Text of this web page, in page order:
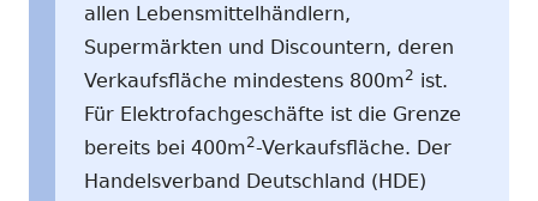
allen Lebensmittelhändlern,
Supermärkten und Discountern, deren
Verkaufsfläche mindestens 800m2 ist.
Für Elektrofachgeschäfte ist die Grenze
bereits bei 400m2-Verkaufsfläche. Der
Handelsverband Deutschland (HDE)